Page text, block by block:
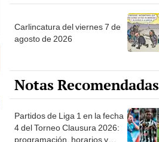
Carlincatura del viernes 7 de
agosto de 2026
Notas Recomendadas
Partidos de Liga 1 en la fecha
4 del Torneo Clausura 2026:
programación, horarios y